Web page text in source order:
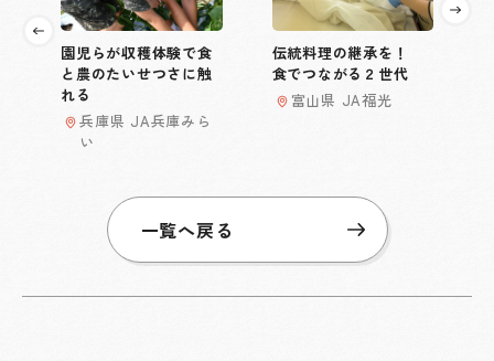
園児らが収穫体験で食
と農のたいせつさに触
れる
兵庫県 JA兵庫みら
い
伝統料理の継承を！
食でつながる２世代
富山県 JA福光
一覧へ戻る